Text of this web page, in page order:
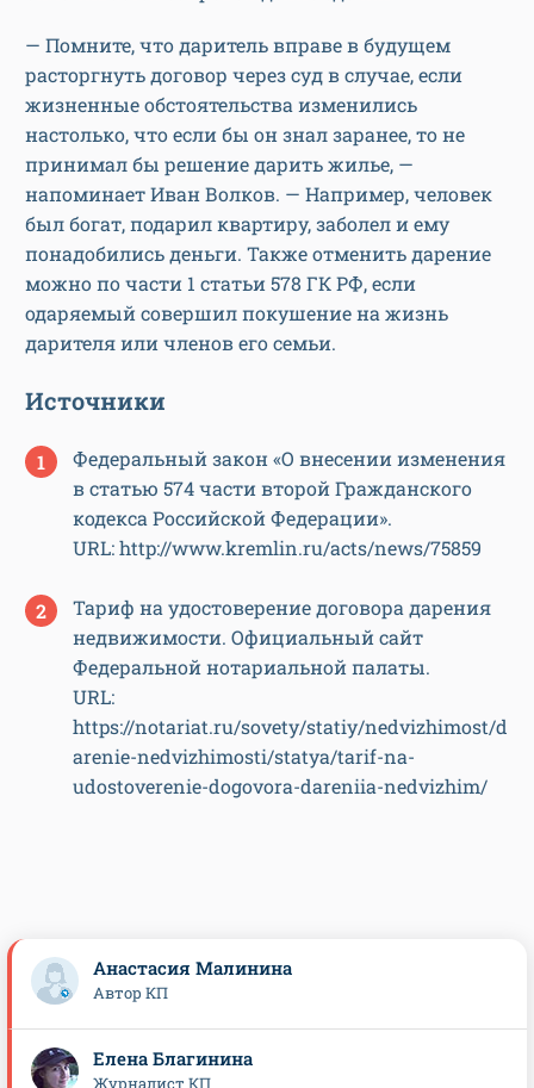
— Помните, что даритель вправе в будущем
расторгнуть договор через суд в случае, если
жизненные обстоятельства изменились
настолько, что если бы он знал заранее, то не
принимал бы решение дарить жилье, —
напоминает Иван Волков. — Например, человек
был богат, подарил квартиру, заболел и ему
понадобились деньги. Также отменить дарение
можно по части 1 статьи 578 ГК РФ, если
одаряемый совершил покушение на жизнь
дарителя или членов его семьи.
Источники
Федеральный закон «О внесении изменения
в статью 574 части второй Гражданского
кодекса Российской Федерации».
URL: http://www.kremlin.ru/acts/news/75859
Тариф на удостоверение договора дарения
недвижимости. Официальный сайт
Федеральной нотариальной палаты.
URL:
https://notariat.ru/sovety/statiy/nedvizhimost/d
arenie-nedvizhimosti/statya/tarif-na-
udostoverenie-dogovora-dareniia-nedvizhim/
Анастасия Малинина
Автор КП
Елена Благинина
Журналист КП